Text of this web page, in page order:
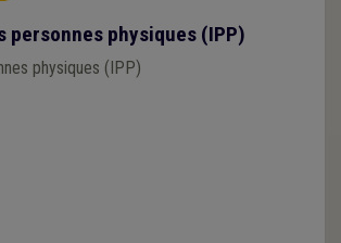
personnes physiques (IPP)
physiques (IPP)